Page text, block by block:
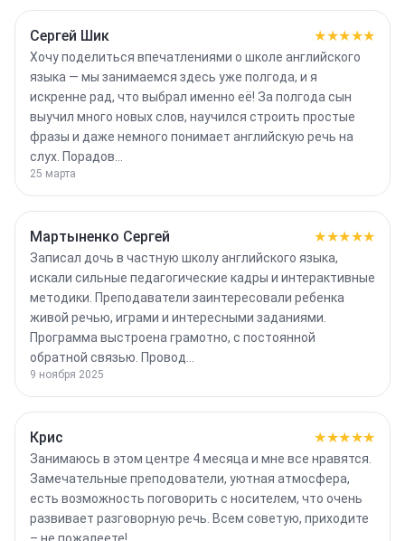
Сергей Шик ★★★★★
Хочу поделиться впечатлениями о школе английского
языка — мы занимаемся здесь уже полгода, и я
искренне рад, что выбрал именно её! За полгода сын
выучил много новых слов, научился строить простые
фразы и даже немного понимает английскую речь на
слух. Порадов…
25 марта
Мартыненко Сергей ★★★★★
Записал дочь в частную школу английского языка,
искали сильные педагогические кадры и интерактивные
методики. Преподаватели заинтересовали ребенка
живой речью, играми и интересными заданиями.
Программа выстроена грамотно, с постоянной
обратной связью. Провод…
9 ноября 2025
Крис ★★★★★
Занимаюсь в этом центре 4 месяца и мне все нравятся.
Замечательные преподователи, уютная атмосфера,
есть возможность поговорить с носителем, что очень
развивает разговорную речь. Всем советую, приходите